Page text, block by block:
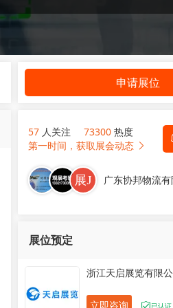
申请展位
57 人关注 73300 热度
第一时间，获取展会动态
广东协邦物流有
展位预定
浙江天启展览有限
立即咨询 已认证